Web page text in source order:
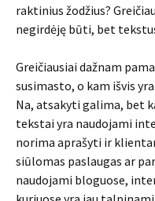
raktinius žodžius?
negirdėję būti, bet
Greičiausiai dažnam
susimasto, o kam išvis
Na, atsakyti galima, bet
tekstai yra naudojami
norima aprašyti ir
siūlomas paslaugas ar
naudojami bloguose,